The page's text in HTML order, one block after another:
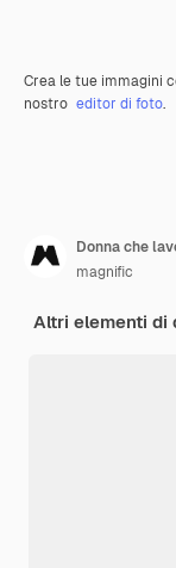
Crea le tue immagini
nostro editor di foto.
Donna che
magnific
Altri elementi di